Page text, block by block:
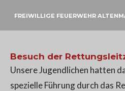
ZumFREIWILLIGE FEUERWEHR
Besuch der
Unsere Jugendlichen hatten
spezielle Führung durch das